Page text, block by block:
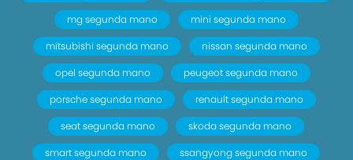
mg segunda mano
mini segunda mano
mitsubishi segunda mano
nissan segunda mano
opel segunda mano
peugeot segunda mano
porsche segunda mano
renault segunda mano
seat segunda mano
skoda segunda mano
smart segunda mano
ssangyong segunda mano